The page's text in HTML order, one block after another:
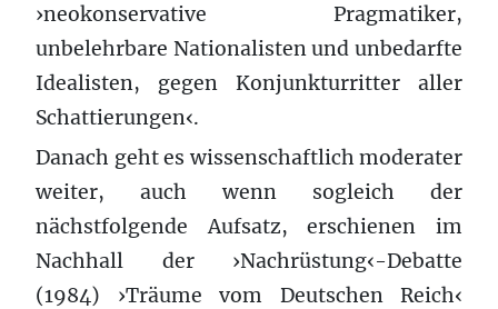
›neokonservative Pragmatiker,
unbelehrbare Nationalisten und unbedarfte
Idealisten, gegen Konjunkturritter aller
Schattierungen‹.
Danach geht es wissenschaftlich moderater
weiter, auch wenn sogleich der
nächstfolgende Aufsatz, erschienen im
Nachhall der ›Nachrüstung‹-Debatte
(1984) ›Träume vom Deutschen Reich‹